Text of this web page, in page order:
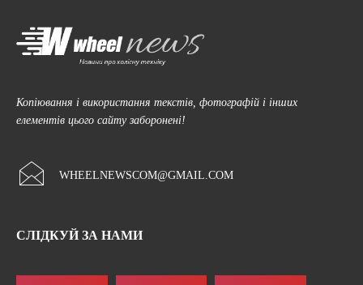
Копіювання і використання текстів, фотографій і інших
елементів цього сайту заборонені!
WHEELNEWSCOM@GMAIL.COM
СЛІДКУЙ ЗА НАМИ